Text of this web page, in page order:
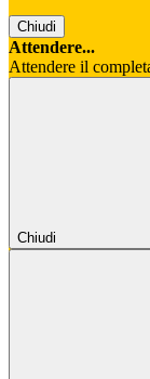
Chiudi
Attendere...
Attendere il
Chiudi